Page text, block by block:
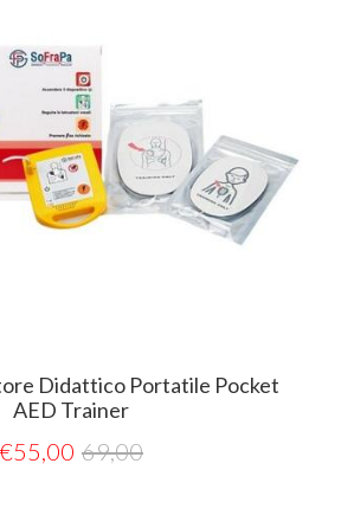
Didattico Portatile Pocket
AED Trainer
€55,00 69,00